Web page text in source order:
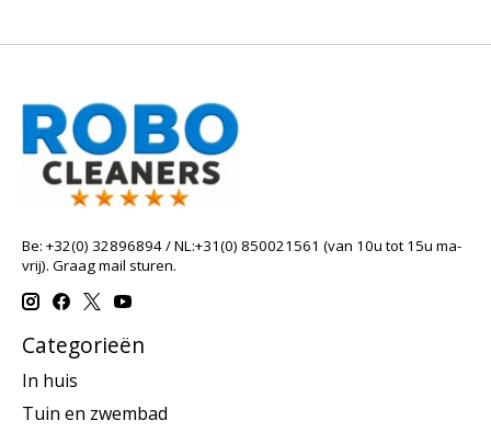
Be: +32(0) 32896894 / NL:+31(0) 850021561 (van 10u tot 15u ma-
vrij). Graag mail sturen.
Categorieën
In huis
Tuin en zwembad